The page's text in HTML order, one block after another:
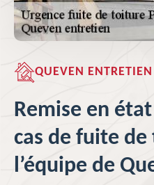
QUEVEN ENTRETIEN
Remise en
cas de fuite
l’équipe de